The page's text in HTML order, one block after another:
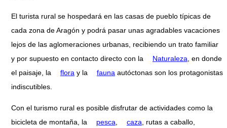
El turista rural se hospedará en las casas de pueblo típicas de
cada zona de Aragón y podrá pasar unas agradables vacaciones
lejos de las aglomeraciones urbanas, recibiendo un trato familiar
y por supuesto en contacto directo con la
Naturaleza, en donde
el paisaje, la
flora y la fauna autóctonas son los protagonistas
indiscutibles.
Con el turismo rural es posible disfrutar de actividades como la
bicicleta de montaña, la
pesca, caza, rutas a caballo,